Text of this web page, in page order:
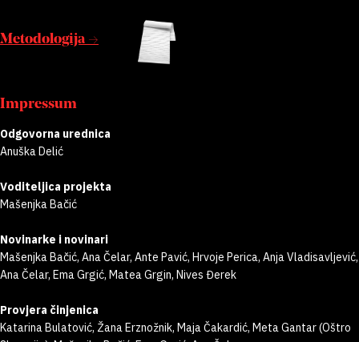
Metodologija →
Impressum
Odgovorna urednica
Anuška Delić
Voditeljica projekta
Mašenjka Bačić
Novinarke i novinari
Mašenjka Bačić, Ana Čelar, Ante Pavić, Hrvoje Perica, Anja Vladisavljević,
Ana Čelar, Ema Grgić, Matea Grgin, Nives Đerek
Provjera činjenica
Katarina Bulatović, Žana Erznožnik, Maja Čakardić, Meta Gantar (Oštro